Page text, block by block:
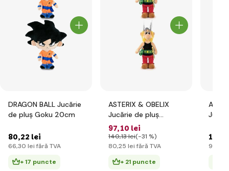
DRAGON BALL Jucărie
de pluș Goku 20cm
80,22 lei
66,30 lei fără TVA
+ 17 puncte
ASTERIX & OBELIX
Jucărie de pluș
Asterix 30 cm
97,10 lei
140,13 lei(-31 %)
80,25 lei fără TVA
+ 21 puncte
110
91